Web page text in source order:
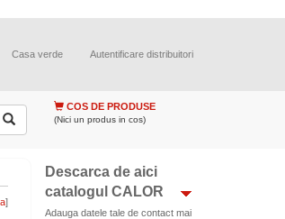
Casa verde Autentificare distribuitori
COS DE PRODUSE
(Nici un produs in cos)
]
Descarca de aici
catalogul CALOR
Adauga datele tale de contact mai